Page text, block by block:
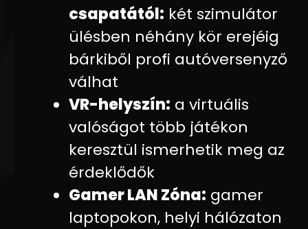
csapatától: két szimulátor
ülésben néhány kör erejéig
bárkiből profi autóversenyző
válhat
VR-helyszín: a virtuális
valóságot több játékon
keresztül ismerhetik meg az
érdeklődők
Gamer LAN Zóna: gamer
laptopokon, helyi hálózaton